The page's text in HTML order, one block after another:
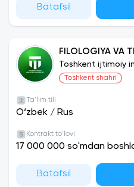
Batafsil
FILOLOGIYA VA
TILI
Toshkent ijtimoiy
Toshkent shahri
Ta'lim tili
O‘zbek / Rus
Kontrakt to'lovi
17 000 000 so'mdan
Batafsil